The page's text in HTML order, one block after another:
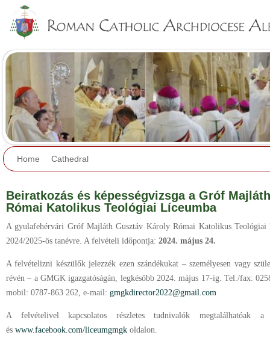
Home Cathedral
Beiratkozás és képességvizsga a Gróf
Római Katolikus Teológiai Líceumba
A gyulafehérvári Gróf Majláth Gusztáv Károly Római Katolikus
2024/2025-ös tanévre. A felvételi időpontja: 2024. május 24.
A felvételizni készülők jelezzék ezen szándékukat – személyesen vagy
révén – a GMGK igazgatóságán, legkésőbb 2024. május 17-ig. Tel./fax:
mobil: 0787-863 262, e-mail: gmgkdirector2022@gmail.com
A felvételivel kapcsolatos részletes tudnivalók megtalálhatóak
és www.facebook.com/liceumgmgk oldalon.